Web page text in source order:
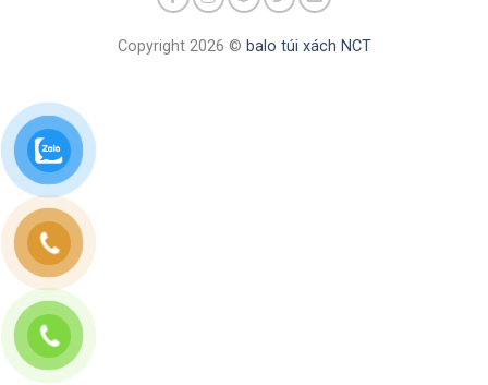
Copyright 2026 © balo túi xách NCT